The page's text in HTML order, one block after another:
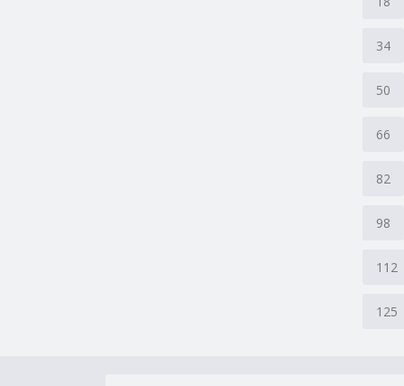
34
50
66
82
98
112
125